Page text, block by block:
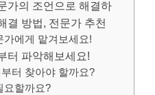
가의 조언으로 해결하
결 방법, 전문가 추천
가에게 맡겨보세요!
터 파악해보세요!
터 찾아야 할까요?
요할까요?